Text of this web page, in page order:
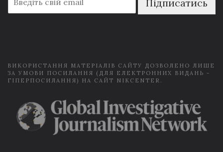
m
a
Підписатись
ВИКОРИСТАННЯ МАТЕРІАЛІВ САЙТУ ДОЗВОЛЕНО ЛИШЕ
ЗА УМОВИ ПОСИЛАННЯ (ДЛЯ ЕЛЕКТРОННИХ ВИДАНЬ -
ГІПЕРПОСИЛАННЯ) НА САЙТ NIKCENTER.